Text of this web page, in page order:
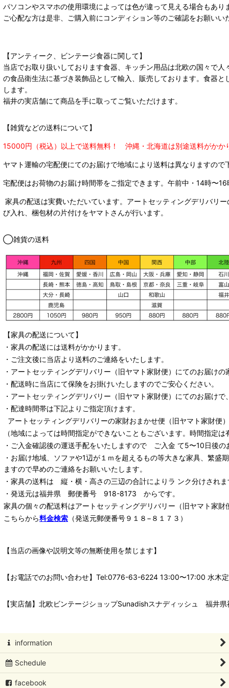
パソコンやスマホの使用環境によっては色が違って見える場合もあ
ご心配な方は是非、ご購入前にコンディション等のご確認をお願い
【アンティーク、ビンテージ食器に関して】
当店でお取り扱いしております食器、キッチン用品は北欧の国々で
の食品衛生法に基づき装飾品として輸入、販売しております。食器
します。
福井の実店舗にて商品を手に取ってご覧いただけます。
【雑貨などの送料について】
15000円（税込）以上で送料無料！ 沖縄・北海道は別途送料がかか
ヤマト運輸の宅配便にてのお届けで地域により送料は異なりますので
宅配便はお荷物のお届け時間帯をご指定できます。 午前中・14時〜
家具の配送は実費いただいています。アートセッティングデリバリ
び入れ、梱包材の片付けをヤマトさんが行います。
◯雑貨の送料
【家具の配送について】
・家具の配送には送料がかかります。
・ご注文後に当店より送料のご連絡をいたします。
・ アートセッティングデリバリー （旧ヤマト家財便） にてのお届けの
・配送時に当店にて保険をお掛けいたしますのでご安心ください。
・ アートセッティングデリバリー （旧ヤマト家財便） にてのお届けで
・配達時間帯は下記よりご指定頂けます。
アートセッティングデリバリーの家財おまかせ便 （旧ヤマト家財便
（地域によっては時間指定ができないこともございます。時間指定
・ご入金確認後の運送手配をいたしますので ご入金 て5〜10日後の
・お届け地域、ソファや1辺が１ｍを超えるもの等大きな家具、繁
ますので早めのご連絡をお願いいたします。
・家具の送料は 縦・横・高さの三辺の合計によりラ ンク分けされま
・発送元は福井県 郵便番号 918-8173 からです。
家具の個々の配送料はアートセッティングデリバリー （旧ヤマト家財
こちらから料金検索 （発送元郵便番号９１８−８１７３）
【当店の画像や説明文等の無断使用を禁じます】
【お電話でのお問い合わせ】Tel:0776-63-6224 13:00〜17:00 水木
【実店舗】北欧ビンテージショップSunadishスナディッシュ 福井
information
Schedule
facebook